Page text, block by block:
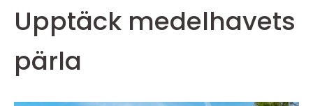
Upptäck medelhavets
pärla